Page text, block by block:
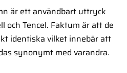
är ett användbart uttryck
och Tencel. Faktum är att de
identiska vilket innebär att
synonymt med varandra.